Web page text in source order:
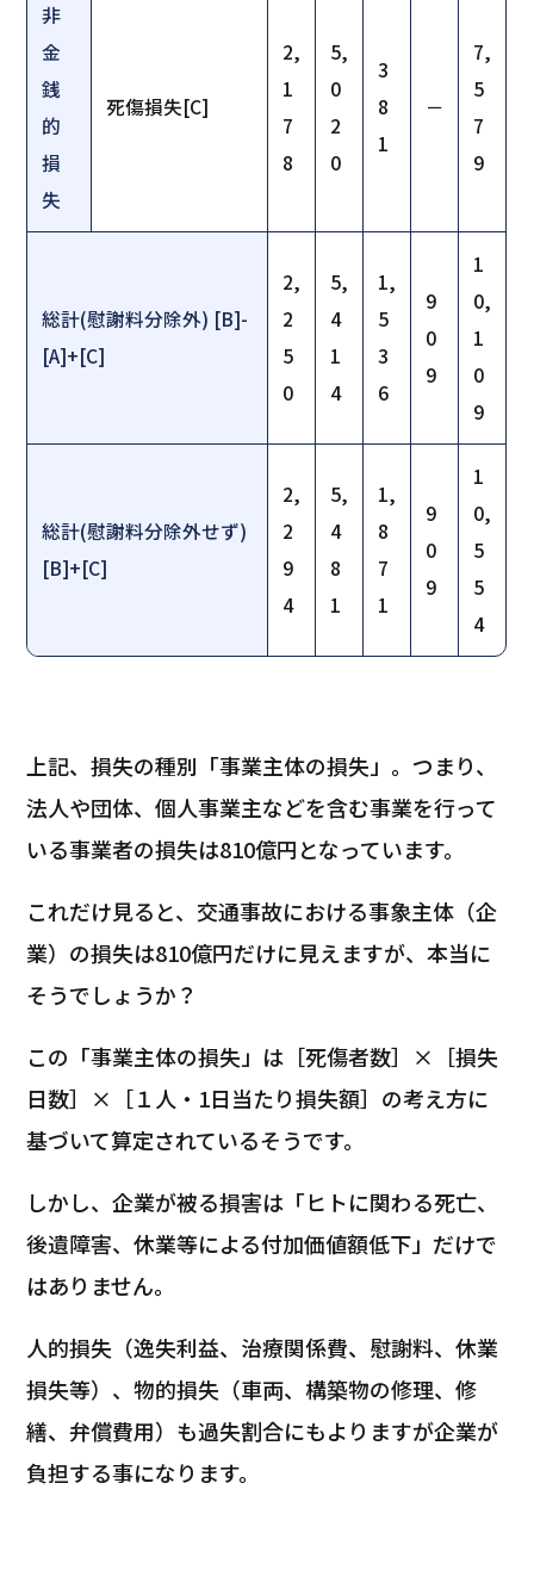
非
金
銭
的
損
失
死傷損失[C]
2,
1
7
8
5,
0
2
0
3
8
1
－
7,
5
7
9
総計(慰謝料分除外) [B]-
[A]+[C]
2,
2
5
0
5,
4
1
4
1,
5
3
6
9
0
9
1
0,
1
0
9
総計(慰謝料分除外せず)
[B]+[C]
2,
2
9
4
5,
4
8
1
1,
8
7
1
9
0
9
1
0,
5
5
4
上記、損失の種別「事業主体の損失」。つまり、
法人や団体、個人事業主などを含む事業を行って
いる事業者の損失は810億円となっています。
これだけ見ると、交通事故における事象主体（企
業）の損失は810億円だけに見えますが、本当に
そうでしょうか？
この「事業主体の損失」は［死傷者数］×［損失
日数］×［１人・1日当たり損失額］の考え方に
基づいて算定されているそうです。
しかし、企業が被る損害は「ヒトに関わる死亡、
後遺障害、休業等による付加価値額低下」だけで
はありません。
人的損失（逸失利益、治療関係費、慰謝料、休業
損失等）、物的損失（車両、構築物の修理、修
繕、弁償費用）も過失割合にもよりますが企業が
負担する事になります。